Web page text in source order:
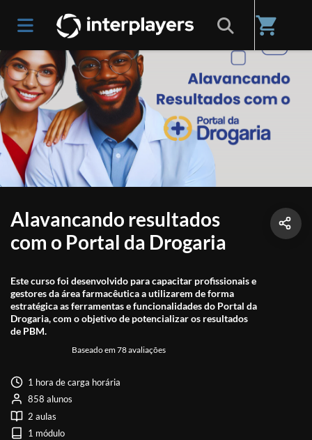
shopping_cart
Alavancando resultados
com o Portal da Drogaria
Este curso foi desenvolvido para capacitar profissionais e
gestores da área farmacêutica a utilizarem de forma
estratégica as ferramentas e funcionalidades do Portal da
Drogaria, com o objetivo de potencializar os resultados
de PBM.
Baseado em 78 avaliações
1 hora de carga horária
858 alunos
2 aulas
1 módulo